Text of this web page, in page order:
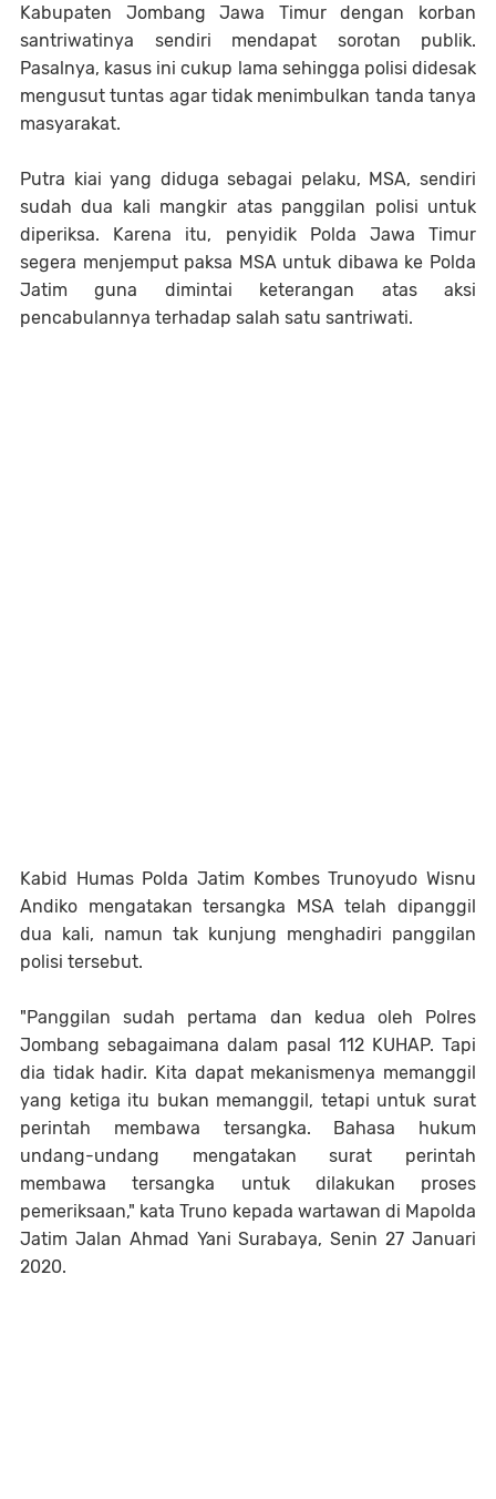
Kabupaten Jombang Jawa Timur dengan korban
santriwatinya sendiri mendapat sorotan publik.
Pasalnya, kasus ini cukup lama sehingga polisi didesak
mengusut tuntas agar tidak menimbulkan tanda tanya
masyarakat.
Putra kiai yang diduga sebagai pelaku, MSA, sendiri
sudah dua kali mangkir atas panggilan polisi untuk
diperiksa. Karena itu, penyidik Polda Jawa Timur
segera menjemput paksa MSA untuk dibawa ke Polda
Jatim guna dimintai keterangan atas aksi
pencabulannya terhadap salah satu santriwati.
Kabid Humas Polda Jatim Kombes Trunoyudo Wisnu
Andiko mengatakan tersangka MSA telah dipanggil
dua kali, namun tak kunjung menghadiri panggilan
polisi tersebut.
"Panggilan sudah pertama dan kedua oleh Polres
Jombang sebagaimana dalam pasal 112 KUHAP. Tapi
dia tidak hadir. Kita dapat mekanismenya memanggil
yang ketiga itu bukan memanggil, tetapi untuk surat
perintah membawa tersangka. Bahasa hukum
undang-undang mengatakan surat perintah
membawa tersangka untuk dilakukan proses
pemeriksaan," kata Truno kepada wartawan di Mapolda
Jatim Jalan Ahmad Yani Surabaya, Senin 27 Januari
2020.